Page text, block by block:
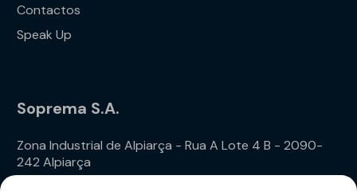
Contactos
Speak Up
Soprema S.A.
Zona Industrial de Alpiarça - Rua A Lote 4 B - 2090-
242 Alpiarça